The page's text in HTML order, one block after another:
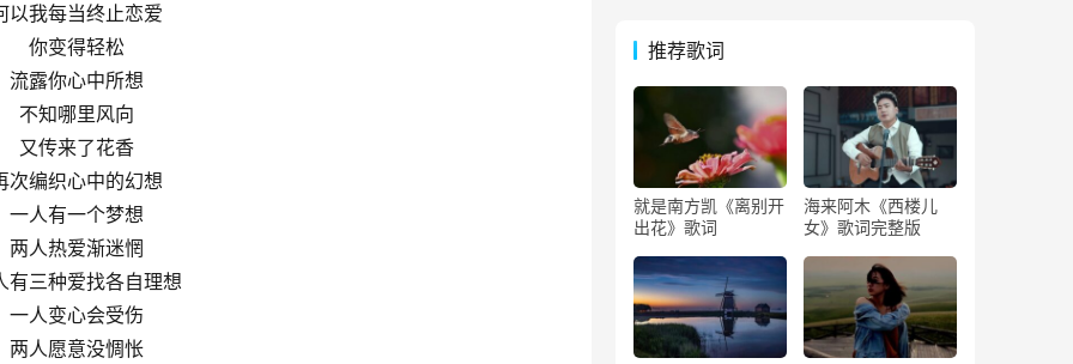
以我每当终止恋爱
你变得轻松
流露你心中所想
不知哪里风向
又传来了花香
次编织心中的幻想
一人有一个梦想
两人热爱渐迷惘
有三种爱找各自理想
一人变心会受伤
两人愿意没惆怅
推荐歌词
就是南方凯《离别开
出花》歌词
海来阿木《西楼儿
女》歌词完整版